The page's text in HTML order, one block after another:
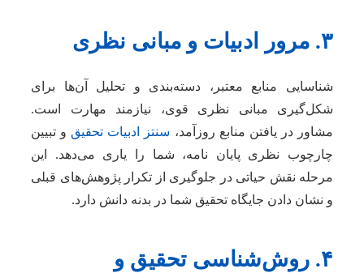
۳. مرور ادبیات و مبانی نظری
شناسایی منابع معتبر، دسته‌بندی و تحلیل آن‌ها برای
شکل‌گیری مبانی نظری قوی، نیازمند مهارت است.
مشاور در یافتن منابع روزآمد، سنتز ادبیات تحقیقو تبیین
چارچوب نظری پایان نامه، شما را یاری می‌دهد. این
مرحله نقش حیاتی در جلوگیری از تکرار پژوهش‌های قبلی
و نشان دادن جایگاه تحقیق شما در بدنه دانش دارد.
۴. روش‌شناسی تحقیق و